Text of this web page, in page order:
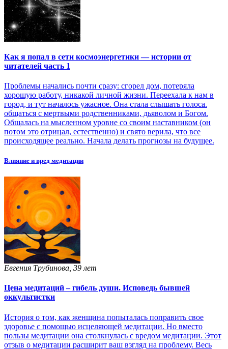
Как я попал в сети космоэнергетики — истории от
читателей часть 1
Проблемы начались почти сразу: сгорел дом, потеряла
хорошую работу, никакой личной жизни. Переехала к нам в
город, и тут началось ужасное. Она стала слышать голоса.
общаться с мертвыми родственниками, дьяволом и Богом.
Общалась на мысленном уровне со своим наставником (он
потом это отрицал, естественно) и свято верила, что все
происходящее реально. Начала делать прогнозы на будущее.
Влияние и вред медитации
Евгения Трубинова, 39 лет
Цена медитаций – гибель души. Исповедь бывшей
оккультистки
История о том, как женщина попыталась поправить свое
здоровье с помощью исцеляющей медитации. Но вместо
пользы медитации она столкнулась с вредом медитации. Этот
отзыв о медитации расширит ваш взгляд на проблему. Весь